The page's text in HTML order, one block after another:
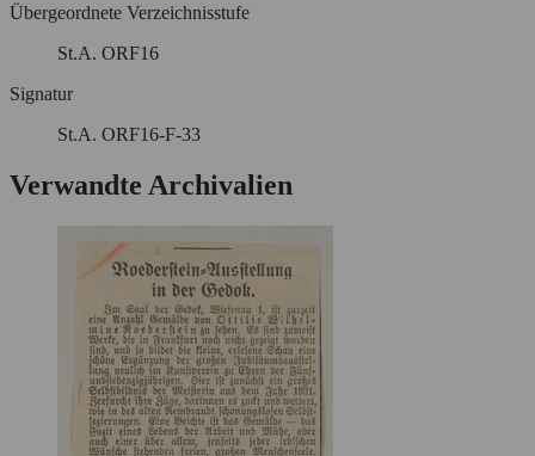
Übergeordnete Verzeichnisstufe
St.A. ORF16
Signatur
St.A. ORF16-F-33
Verwandte Archivalien